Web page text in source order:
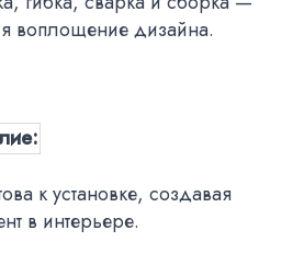
воплощение дизайна.
к установке, создавая
в интерьере.